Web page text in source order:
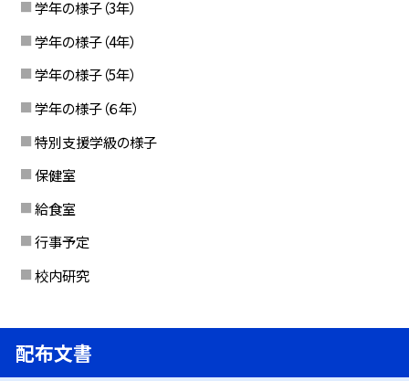
学年の様子（3年）
学年の様子（4年）
学年の様子（5年）
学年の様子（６年）
特別支援学級の様子
保健室
給食室
行事予定
校内研究
配布文書